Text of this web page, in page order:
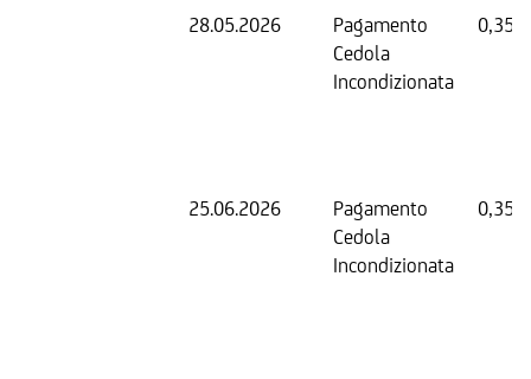
28.05.2026
Pagamento
Cedola
Incondizionata
0,35
25.06.2026
Pagamento
Cedola
Incondizionata
0,35